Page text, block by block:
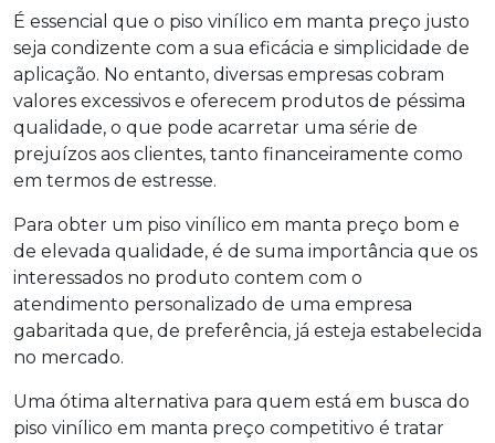
É essencial que o piso vinílico em manta preço justo
seja condizente com a sua eficácia e simplicidade de
aplicação. No entanto, diversas empresas cobram
valores excessivos e oferecem produtos de péssima
qualidade, o que pode acarretar uma série de
prejuízos aos clientes, tanto financeiramente como
em termos de estresse.
Para obter um piso vinílico em manta preço bom e
de elevada qualidade, é de suma importância que os
interessados no produto contem com o
atendimento personalizado de uma empresa
gabaritada que, de preferência, já esteja estabelecida
no mercado.
Uma ótima alternativa para quem está em busca do
piso vinílico em manta preço competitivo é tratar